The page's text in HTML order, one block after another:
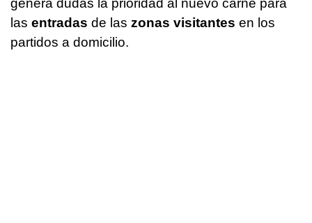
genera dudas la prioridad al nuevo carné para
las entradas de las zonas visitantes en los
partidos a domicilio.